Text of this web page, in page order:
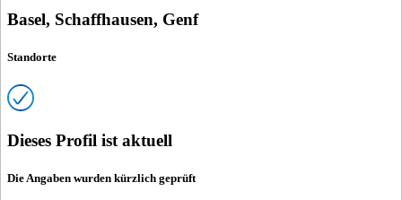
Basel, Schaffhausen, Genf
Standorte
Dieses Profil ist aktuell
Die Angaben wurden kürzlich geprüft